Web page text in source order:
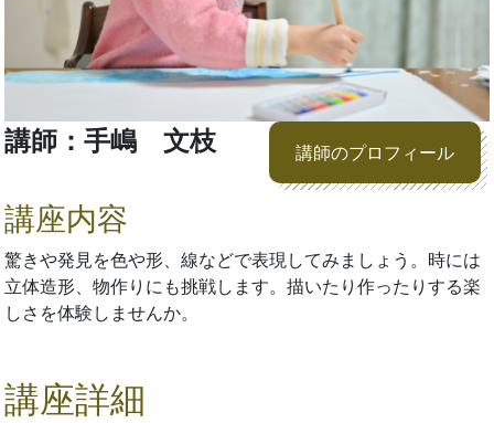
講師：手嶋 文枝 講師のプロフィール
講座内容
驚きや発見を色や形、線などで表現してみましょう。時には
立体造形、物作りにも挑戦します。描いたり作ったりする楽
しさを体験しませんか。
講座詳細